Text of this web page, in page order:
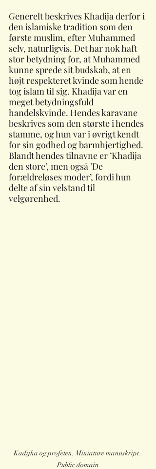
Generelt beskrives Khadija derfor i
den islamiske tradition som den
første muslim, efter Muhammed
selv, naturligvis. Det har nok haft
stor betydning for, at Muhammed
kunne sprede sit budskab, at en
højt respekteret kvinde som hende
tog islam til sig. Khadija var en
meget betydningsfuld
handelskvinde. Hendes karavane
beskrives som den største i hendes
stamme, og hun var i øvrigt kendt
for sin godhed og barmhjertighed.
Blandt hendes tilnavne er ’Khadija
den store’, men også ’De
forældreløses moder’, fordi hun
delte af sin velstand til
velgørenhed.
Kadijha og profeten. Miniature manuskript.
Public domain